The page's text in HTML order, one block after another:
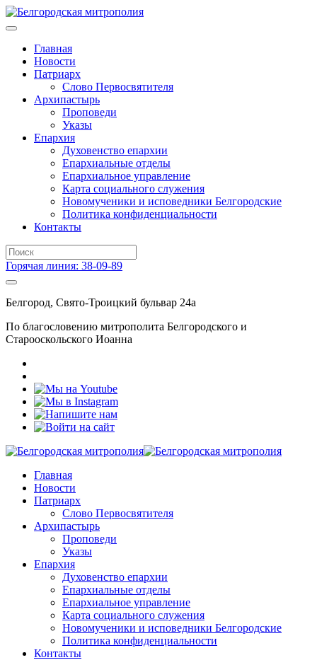
Главная
Новости
Патриарх
Слово Первосвятителя
Архипастырь
Проповеди
Указы
Епархия
Духовенство епархии
Епархиальные отделы
Епархиальное управление
Карта социального служения
Новомученики и исповедники Белгородские
Политика конфиденциальности
Контакты
Горячая линия: 38-09-89
Белгород, Свято-Троицкий бульвар 24а
По благословению митрополита Белгородского и
Старооскольского Иоанна
Главная
Новости
Патриарх
Слово Первосвятителя
Архипастырь
Проповеди
Указы
Епархия
Духовенство епархии
Епархиальные отделы
Епархиальное управление
Карта социального служения
Новомученики и исповедники Белгородские
Политика конфиденциальности
Контакты